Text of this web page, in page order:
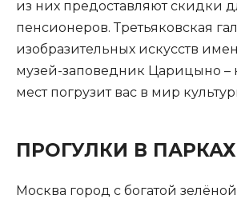
из них предоставляют скидки
пенсионеров. Третьяковская
изобразительных искусств
музей-заповедник Царицыно –
мест погрузит вас в мир
ПРОГУЛКИ В
Москва город с богатой зелёной